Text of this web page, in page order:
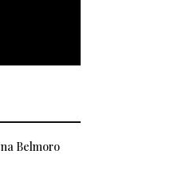
Belmoro